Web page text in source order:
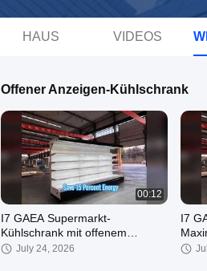
HAUS VIDEOS
Offener Anzeigen-Kühlschrank
00:12
I7 GAEA Supermarkt-
Kühlschrank mit offenem
Display, energiesparend
July 24, 2026
I7